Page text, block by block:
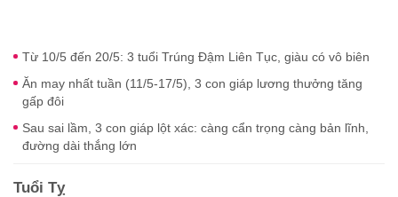
Từ 10/5 đến 20/5: 3 tuổi Trúng Đậm Liên Tục, giàu có vô biên
Ăn may nhất tuần (11/5-17/5), 3 con giáp lương thưởng tăng
gấp đôi
Sau sai lầm, 3 con giáp lột xác: càng cẩn trọng càng bản lĩnh,
đường dài thắng lớn
Tuổi Tỵ